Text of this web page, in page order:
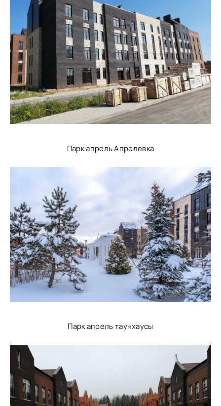
Парк апрель Апрелевка
Парк апрель таунхаусы